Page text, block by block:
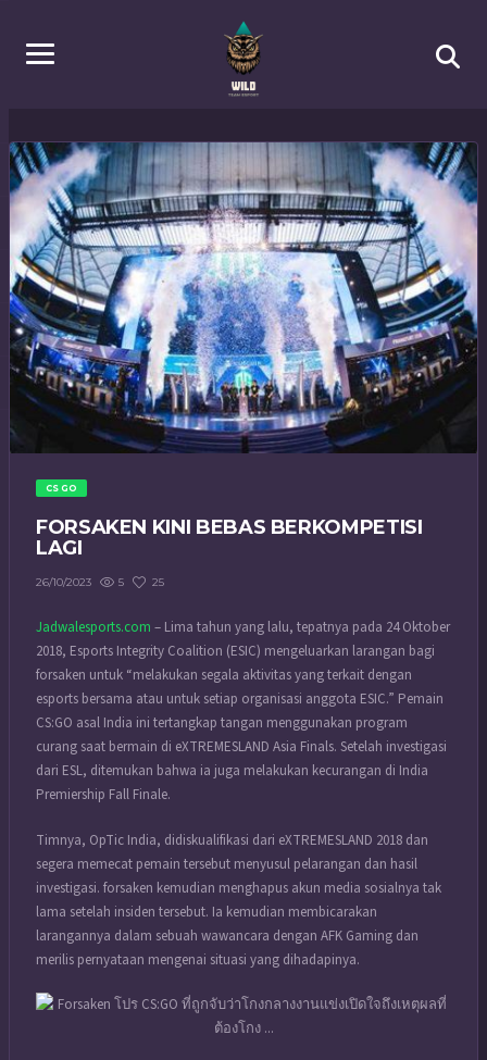
CS GO
FORSAKEN KINI BEBAS BERKOMPETISI
LAGI
26/10/2023 5 25
Jadwalesports.com – Lima tahun yang lalu, tepatnya pada 24 Oktober
2018, Esports Integrity Coalition (ESIC) mengeluarkan larangan bagi
forsaken untuk “melakukan segala aktivitas yang terkait dengan
esports bersama atau untuk setiap organisasi anggota ESIC.” Pemain
CS:GO asal India ini tertangkap tangan menggunakan program
curang saat bermain di eXTREMESLAND Asia Finals. Setelah investigasi
dari ESL, ditemukan bahwa ia juga melakukan kecurangan di India
Premiership Fall Finale.
Timnya, OpTic India, didiskualifikasi dari eXTREMESLAND 2018 dan
segera memecat pemain tersebut menyusul pelarangan dan hasil
investigasi. forsaken kemudian menghapus akun media sosialnya tak
lama setelah insiden tersebut. Ia kemudian membicarakan
larangannya dalam sebuah wawancara dengan AFK Gaming dan
merilis pernyataan mengenai situasi yang dihadapinya.